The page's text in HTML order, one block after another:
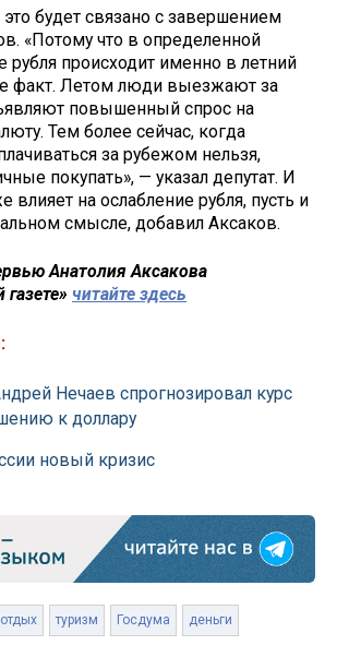
будет связано с завершением
«Потому что в определенной
рубля происходит именно в летний
факт. Летом люди выезжают за
повышенный спрос на
Тем более сейчас, когда
за рубежом нельзя,
покупать», — указал депутат. И
влияет на ослабление рубля, пусть и
смысле, добавил Аксаков.
Анатолия Аксакова
читайте здесь
Нечаев спрогнозировал курс
к доллару
новый кризис
отдых туризм Госдума деньги